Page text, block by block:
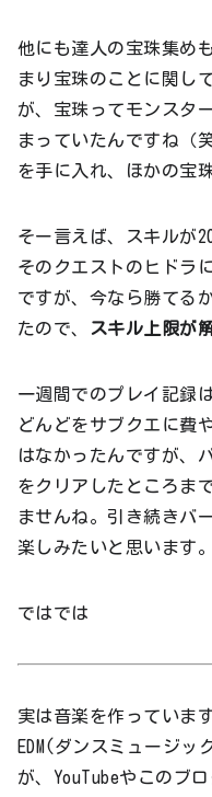
他にも達人の宝珠集め
まり宝珠のことに関し
が、宝珠ってモンスタ
まっていたんですね（
を手に入れ、ほかの宝
そー言えば、スキルが
そのクエストのヒドラ
ですが、今なら勝てる
たので、
スキル上限が
一週間でのプレイ記録
どんどをサブクエに費
はなかったんですが、
をクリアしたところま
ませんね。引き続きバ
楽しみたいと思います。
ではでは
実は音楽を作っています
EDM(ダンスミュージ
が、YouTubeやこのブ